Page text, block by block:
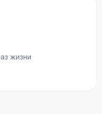
жизни